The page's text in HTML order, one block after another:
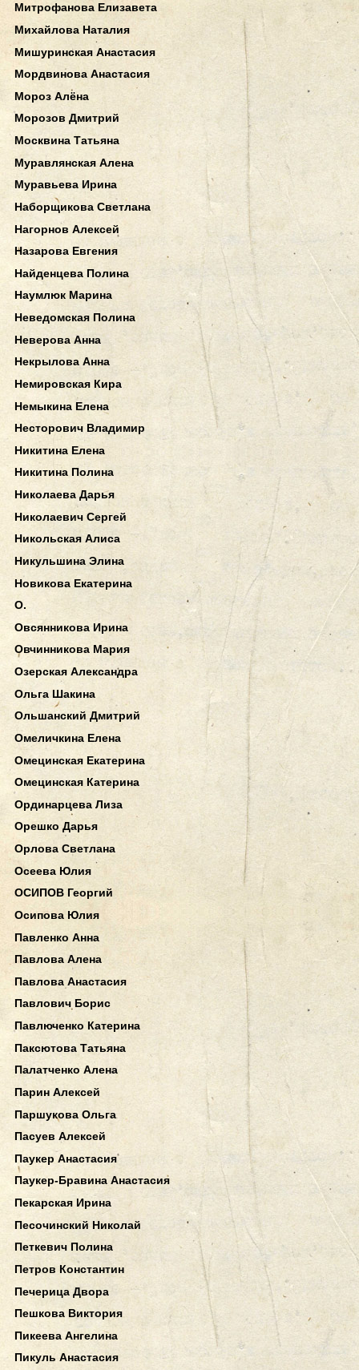
Митрофанова Елизавета
Михайлова Наталия
Мишуринская Анастасия
Мордвинова Анастасия
Мороз Алёна
Морозов Дмитрий
Москвина Татьяна
Муравлянская Алена
Муравьева Ирина
Наборщикова Светлана
Нагорнов Алексей
Назарова Евгения
Найденцева Полина
Наумлюк Марина
Неведомская Полина
Неверова Анна
Некрылова Анна
Немировская Кира
Немыкина Елена
Несторович Владимир
Никитина Елена
Никитина Полина
Николаева Дарья
Николаевич Сергей
Никольская Алиса
Никульшина Элина
Новикова Екатерина
О.
Овсянникова Ирина
Овчинникова Мария
Озерская Александра
Ольга Шакина
Ольшанский Дмитрий
Омеличкина Елена
Омецинская Екатерина
Омецинская Катерина
Ординарцева Лиза
Орешко Дарья
Орлова Светлана
Осеева Юлия
ОСИПОВ Георгий
Осипова Юлия
Павленко Анна
Павлова Алена
Павлова Анастасия
Павлович Борис
Павлюченко Катерина
Паксютова Татьяна
Палатченко Алена
Парин Алексей
Паршукова Ольга
Пасуев Алексей
Паукер Анастасия
Паукер-Бравина Анастасия
Пекарская Ирина
Песочинский Николай
Петкевич Полина
Петров Константин
Печерица Двора
Пешкова Виктория
Пикеева Ангелина
Пикуль Анастасия